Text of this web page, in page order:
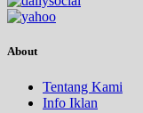
About
Tentang Kami
Info Iklan